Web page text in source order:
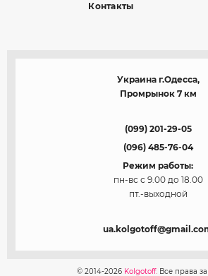
Контакты
Украина г.Одесса,
Промрынок 7 км
(099) 201-29-05
(096) 485-76-04
Режим работы:
пн-вс с 9.00 до 18.00
пт.-выходной
© 2014-2026 Kolgotoff.Все права